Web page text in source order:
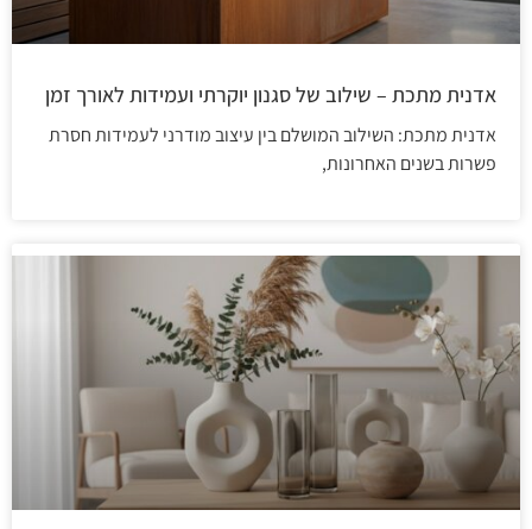
אדנית מתכת – שילוב של סגנון יוקרתי ועמידות לאורך זמן
אדנית מתכת: השילוב המושלם בין עיצוב מודרני לעמידות חסרת
פשרות בשנים האחרונות,